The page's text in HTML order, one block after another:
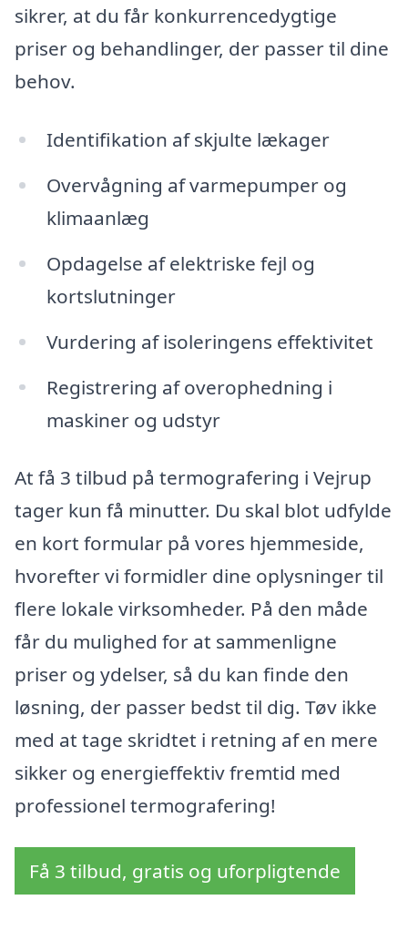
sikrer, at du får konkurrencedygtige
priser og behandlinger, der passer til dine
behov.
Identifikation af skjulte lækager
Overvågning af varmepumper og
klimaanlæg
Opdagelse af elektriske fejl og
kortslutninger
Vurdering af isoleringens effektivitet
Registrering af overophedning i
maskiner og udstyr
At få 3 tilbud på termografering i Vejrup
tager kun få minutter. Du skal blot udfylde
en kort formular på vores hjemmeside,
hvorefter vi formidler dine oplysninger til
flere lokale virksomheder. På den måde
får du mulighed for at sammenligne
priser og ydelser, så du kan finde den
løsning, der passer bedst til dig. Tøv ikke
med at tage skridtet i retning af en mere
sikker og energieffektiv fremtid med
professionel termografering!
Få 3 tilbud, gratis og uforpligtende